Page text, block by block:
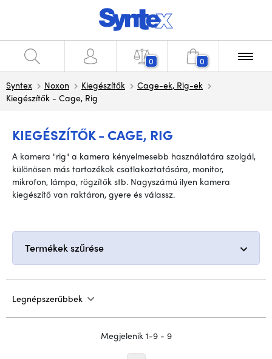
0 0
Syntex Noxon Kiegészítők
Cage-ek, Rig-ek
Kiegészítők - Cage, Rig
KIEGÉSZÍTŐK - CAGE, RIG
A kamera "rig" a kamera kényelmesebb használatára szolgál,
különösen más tartozékok csatlakoztatására, monitor,
mikrofon, lámpa, rögzítők stb. Nagyszámú ilyen kamera
kiegészítő van raktáron, gyere és válassz.
Termékek szűrése
Legnépszerűbbek
Megjelenik 1-9 - 9